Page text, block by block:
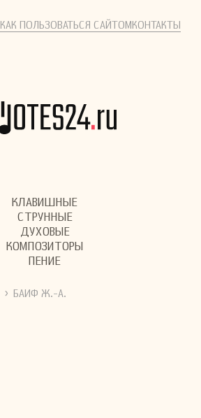
КАК ПОЛЬЗОВАТЬСЯ САЙТОМКОНТАКТЫ
КЛАВИШНЫЕ
СТРУННЫЕ
ДУХОВЫЕ
КОМПОЗИТОРЫ
ПЕНИЕ
› БАИФ Ж.-А.